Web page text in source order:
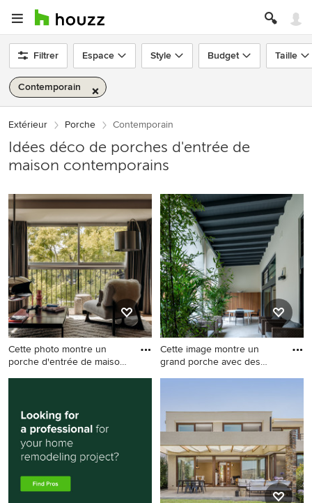
Filtrer Espace Style Budget Taille
Contemporain
Extérieur Porche Contemporain
Idées déco de porches d'entrée de
maison contemporains
Cette photo montre un
porche d'entrée de maison
Cette photo montre un
tendance.
Cette image montre un
grand porche avec des
Cette image montre un grand
pot avant design avec des
pavés en pierre naturelle et
une extension de toiture.